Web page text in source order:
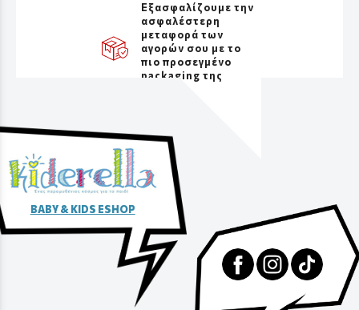
Εξασφαλίζουμε την
ασφαλέστερη
μεταφορά των
αγορών σου με το
πιο προσεγμένο
packaging της
BABY & KIDS ESHOP